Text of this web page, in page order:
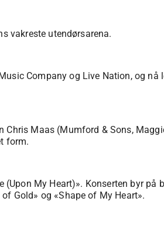
vakreste utendørsarena.
Company og Live Nation, og nå
Maas (Mumford & Sons,
form.
My Heart)». Konserten byr på
Gold» og «Shape of My Heart».